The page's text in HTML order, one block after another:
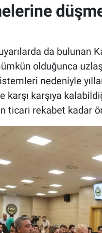
da bulunan
olduğunca
nedeniyle
karşı karşıya
ticari rekabet kadar